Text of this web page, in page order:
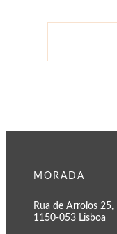
MORADA
Rua de Arroios 25,
1150-053 Lisboa